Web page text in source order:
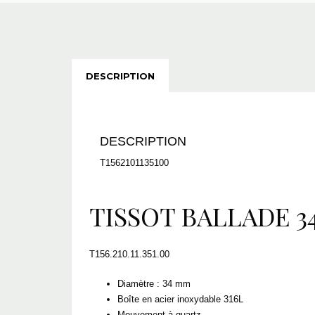
DESCRIPTION
DESCRIPTION
T1562101135100
TISSOT BALLADE
T156.210.11.351.00
Diamètre : 34 mm
Boîte en acier inoxydable 316L